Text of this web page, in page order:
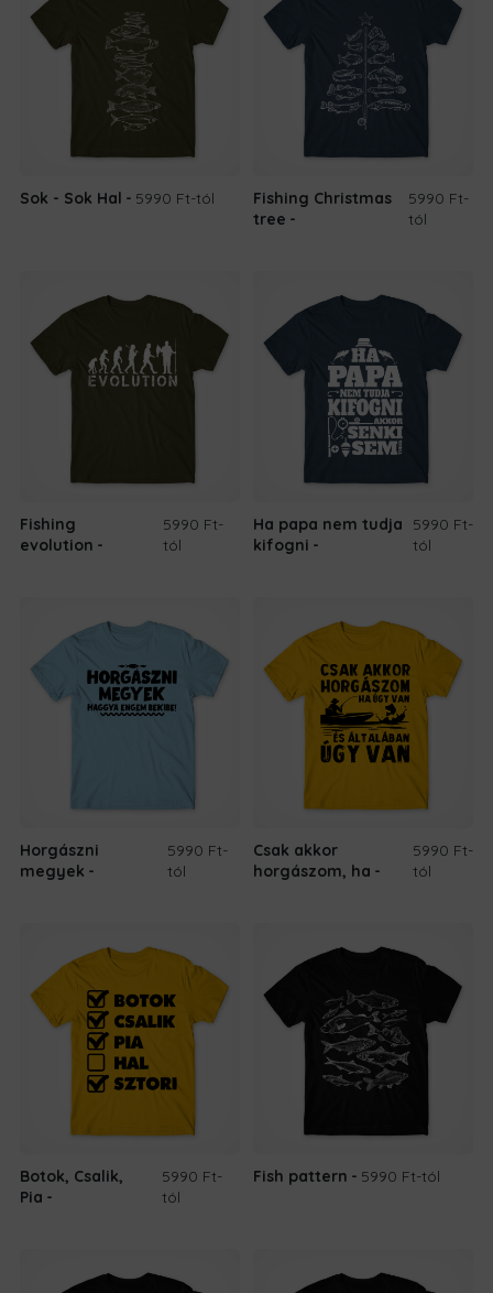
Sok - Sok Hal 5990 Ft-tól
Fishing Christmas
tree
5990 Ft-
tól
Fishing
evolution
5990 Ft-
tól
Ha papa nem tudja
kifogni
5990 Ft-
tól
Horgászni
megyek
5990 Ft-
tól
Csak akkor
horgászom, ha
5990 Ft-
tól
Botok, Csalik,
Pia
5990 Ft-
tól
Fish pattern 5990 Ft-tól